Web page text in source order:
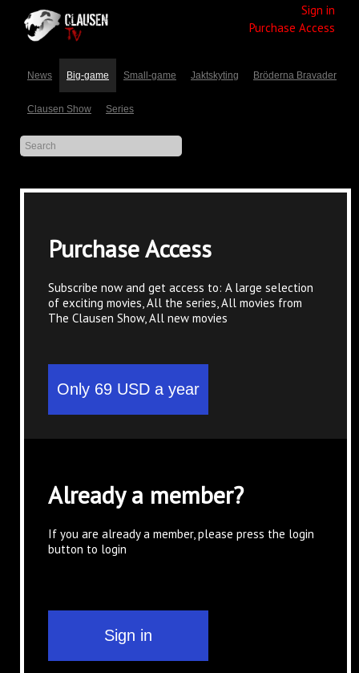
Sign in
Purchase Access
News Big-game Small-game Jaktskyting Bröderna Bravader
Clausen Show Series
Purchase Access
Subscribe now and get access to: A large selection
of exciting movies, All the series, All movies from
The Clausen Show, All new movies
Already a member?
If you are already a member, please press the login
button to login